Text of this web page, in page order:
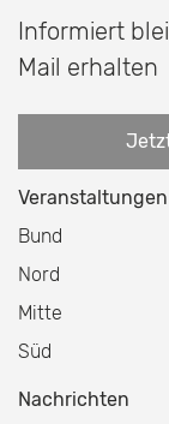
Informiert
Mail erhalten
Veranstaltungen
Bund
Nord
Mitte
Süd
Nachrichten